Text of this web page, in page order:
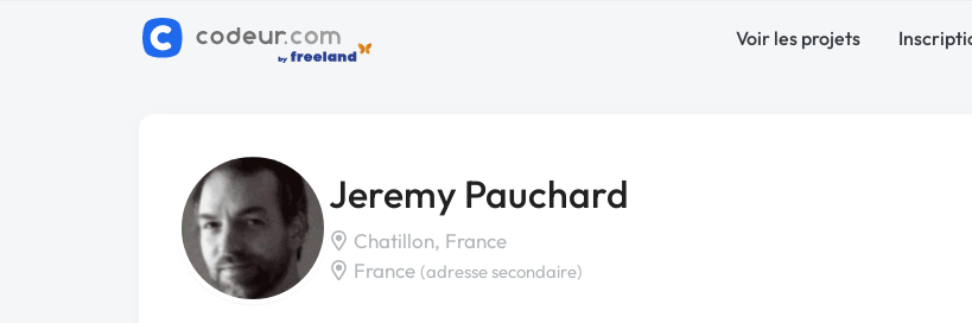
Voir les projets
Jeremy Pauchard
Chatillon, France
France (adresse secondaire)